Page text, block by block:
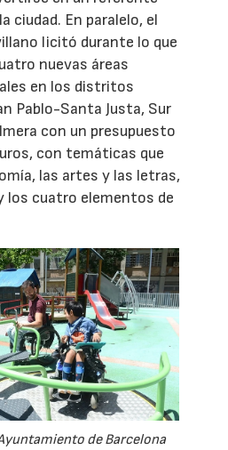
ciudad. En paralelo, el
licitó durante lo que
nuevas áreas
en los distritos
Pablo-Santa Justa, Sur
con un presupuesto
con temáticas que
las artes y las letras,
los cuatro elementos de
de Barcelona